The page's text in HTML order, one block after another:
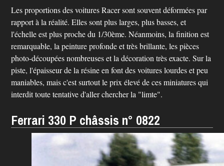
Les proportions des voitures Racer sont souvent déformées par
rapport à la réalité. Elles sont plus larges, plus basses, et
l'échelle est plus proche du 1/30ème. Néanmoins, la finition est
remarquable, la peinture profonde et très brillante, les pièces
photo-découpées nombreuses et la décoration très exacte. Sur la
piste, l'épaisseur de la résine en font des voitures lourdes et peu
maniables, mais c'est surtout le prix élevé de ces miniatures qui
interdit toute tentative d'aller chercher la "limte".
Ferrari 330 P châssis n° 0822